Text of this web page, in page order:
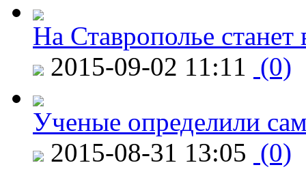
На Ставрополье
2015-09-02 11:11 (0)
Ученые определили
2015-08-31 13:05 (0)